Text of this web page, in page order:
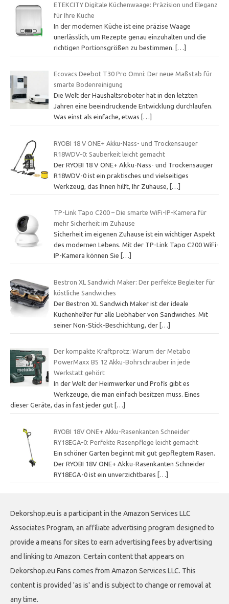
ETEKCITY Digitale Küchenwaage: Präzision und Eleganz
für Ihre Küche
In der modernen Küche ist eine präzise Waage
unerlässlich, um Rezepte genau einzuhalten und die
richtigen Portionsgrößen zu bestimmen.
[…]
Ecovacs Deebot T30 Pro Omni: Der neue Maßstab für
smarte Bodenreinigung
Die Welt der Haushaltsroboter hat in den letzten
Jahren eine beeindruckende Entwicklung durchlaufen.
Was einst als einfache, etwas
[…]
RYOBI 18 V ONE+ Akku-Nass- und Trockensauger
R18WDV-0: Sauberkeit leicht gemacht
Der RYOBI 18 V ONE+ Akku-Nass- und Trockensauger
R18WDV-0 ist ein praktisches und vielseitiges
Werkzeug, das Ihnen hilft, Ihr Zuhause,
[…]
TP-Link Tapo C200 – Die smarte WiFi-IP-Kamera für
mehr Sicherheit im Zuhause
Sicherheit im eigenen Zuhause ist ein wichtiger Aspekt
des modernen Lebens. Mit der TP-Link Tapo C200 WiFi-
IP-Kamera können Sie
[…]
Bestron XL Sandwich Maker: Der perfekte Begleiter für
köstliche Sandwiches
Der Bestron XL Sandwich Maker ist der ideale
Küchenhelfer für alle Liebhaber von Sandwiches. Mit
seiner Non-Stick-Beschichtung, der […]
Der kompakte Kraftprotz: Warum der Metabo
PowerMaxx BS 12 Akku-Bohrschrauber in jede
Werkstatt gehört
In der Welt der Heimwerker und Profis gibt es
Werkzeuge, die man einfach besitzen muss. Eines
dieser Geräte, das in fast jeder gut […]
RYOBI 18V ONE+ Akku-Rasenkanten Schneider
RY18EGA-0: Perfekte Rasenpflege leicht gemacht
Ein schöner Garten beginnt mit gut gepflegtem Rasen.
Der RYOBI 18V ONE+ Akku-Rasenkanten Schneider
RY18EGA-0 ist ein unverzichtbares
[…]
Dekorshop.eu is a participant in the Amazon Services LLC
Associates Program, an affiliate advertising program designed to
provide a means for sites to earn advertising fees by advertising
and linking to Amazon. Certain content that appears on
Dekorshop.eu Fans comes from Amazon Services LLC. This
content is provided 'as is' and is subject to change or removal at
any time.